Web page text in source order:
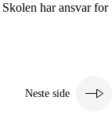
har ansvar for
Neste side